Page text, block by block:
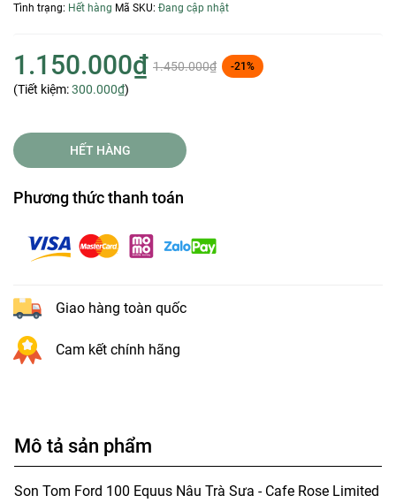
Tình trạng: Hết hàng Mã SKU: Đang cập nhật
1.150.000₫ 1.450.000₫ -21%
(Tiết kiệm:300.000₫)
HẾT HÀNG
Phương thức thanh toán
Giao hàng toàn quốc
Cam kết chính hãng
Mô tả sản phẩm
Son Tom Ford 100 Equus Nâu Trà Sưa - Cafe Rose Limited